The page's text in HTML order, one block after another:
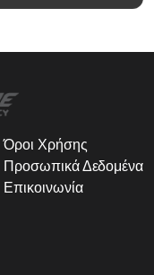
Όροι Χρήσης
Προσωπικά Δεδομένα
Επικοινωνία